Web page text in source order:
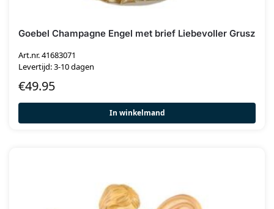
Goebel Champagne Engel met brief Liebevoller Grusz
Art.nr. 41683071
Levertijd: 3-10 dagen
€49.95
In winkelmand